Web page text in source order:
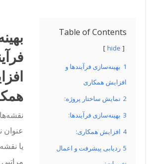
Table of Contents
hide
بهینه‌سازی فرآیندها و
افزایش همکاری
نمایش ساختار پروژه:
بهینه‌سازی فرآیندها:
افزایش همکاری:
ردیابی پیشرفت و اعمال
عنوان
یا
مراتبی